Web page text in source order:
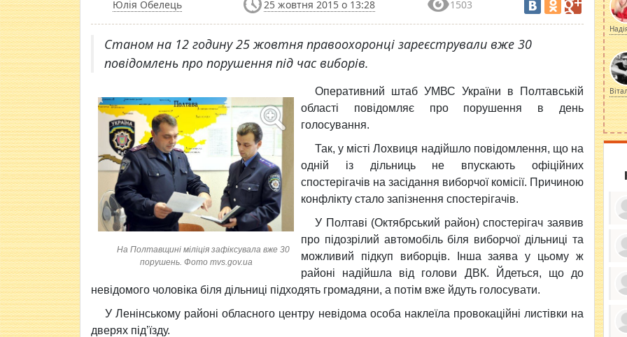
Юлія Обелець 25 жовтня 2015 о 13:28 1503
Станом на 12 годину 25 жовтня правоохоронці зареєстрували вже 30
повідомлень про порушення під час виборів.
На Полтавщині міліція зафіксувала вже 30
порушень. Фото mvs.gov.ua
Оперативний штаб УМВС України в Полтавській
області повідомляє про порушення в день
голосування.
Так, у місті Лохвиця надійшло повідомлення, що на
одній із дільниць не впускають офіційних
спостерігачів на засідання виборчої комісії. Причиною
конфлікту стало запізнення спостерігачів.
У Полтаві (Октябрський район) спостерігач заявив
про підозрілий автомобіль біля виборчої дільниці та
можливий підкуп виборців. Інша заява у цьому ж
районі надійшла від голови ДВК. Йдеться, що до
невідомого чоловіка біля дільниці підходять громадяни, а потім вже йдуть голосувати.
У Ленінському районі обласного центру невідома особа наклеїла провокаційні листівки на
дверях під’їзду.